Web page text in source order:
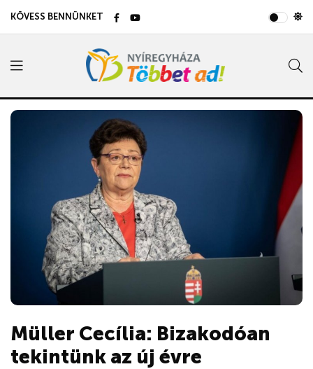
KÖVESS BENNÜNKET
Müller Cecília: Bizakodóan
tekintünk az új évre